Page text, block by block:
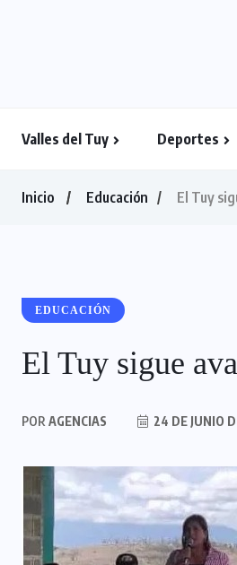
Valles del Tuy Deportes
Inicio Educación El Tuy
EDUCACIÓN
El Tuy sigue
POR AGENCIAS 24 DE JUNIO